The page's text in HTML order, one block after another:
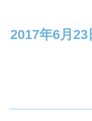
2017年6月